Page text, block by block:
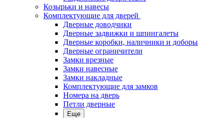
Козырьки и навесы
Комплектующие для дверей
Дверные доводчики
Дверные задвижки и шпингалеты
Дверные коробки, наличники и доборы
Дверные ограничители
Замки врезные
Замки навесные
Замки накладные
Комплектующие для замков
Номера на дверь
Петли дверные
Еще